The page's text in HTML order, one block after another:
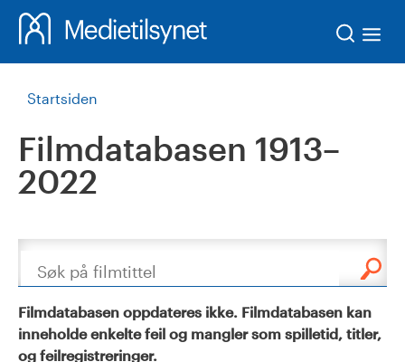
Startsiden
Filmdatabasen 1913–
2022
Søk
Filmdatabasen oppdateres ikke. Filmdatabasen kan
inneholde enkelte feil og mangler som spilletid, titler,
og feilregistreringer.